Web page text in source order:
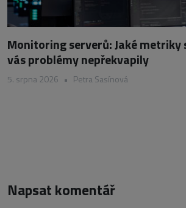
Monitoring serverů: Jaké metriky
vás problémy nepřekvapily
5. srpna 2026 • Petra Sasínová
Napsat komentář